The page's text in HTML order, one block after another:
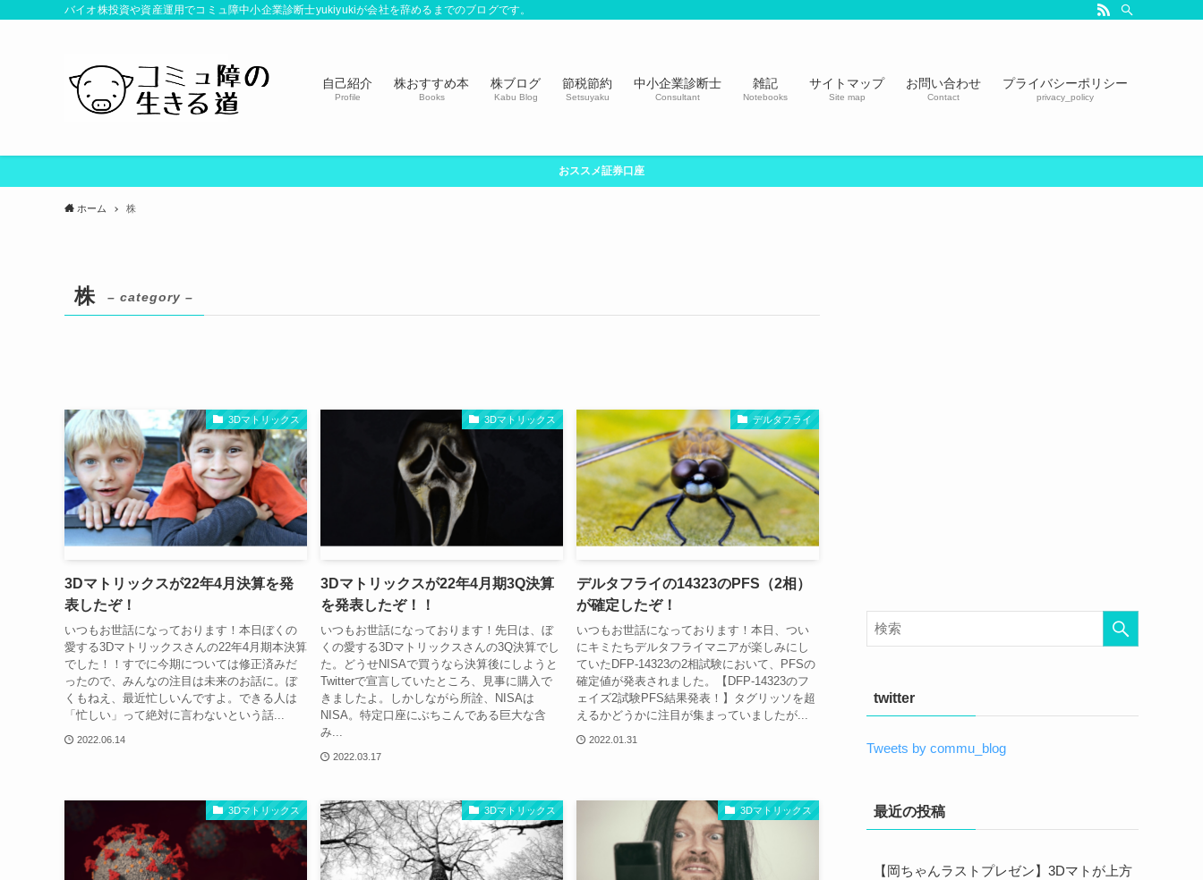
バイオ株投資や資産運用でコミュ障中小企業診断士yukiyukiが会社を辞めるまでのブログです。
自己紹介
Profile
株おすすめ本
Books
株ブログ
Kabu Blog
節税節約
Setsuyaku
中小企業診断士
Consultant
雑記
Notebooks
サイトマップ
Site map
お問い合わせ
Contact
プライバシーポリシー
privacy_policy
おススメ証券口座
ホーム 株
株 – category –
3Dマトリックス
3Dマトリックスが22年4月決算を発
表したぞ！
いつもお世話になっております！本日ぼくの
愛する3Dマトリックスさんの22年4月期本決算
でした！！すでに今期については修正済みだ
ったので、みんなの注目は未来のお話に。ぼ
くもねえ、最近忙しいんですよ。できる人は
「忙しい」って絶対に言わないという話...
2022.06.14
3Dマトリックス
3Dマトリックスが22年4月期3Q決算
を発表したぞ！！
いつもお世話になっております！先日は、ぼ
くの愛する3Dマトリックスさんの3Q決算でし
た。どうせNISAで買うなら決算後にしようと
Twitterで宣言していたところ、見事に購入で
きましたよ。しかしながら所詮、NISAは
NISA。特定口座にぶちこんである巨大な含
み...
2022.03.17
デルタフライ
デルタフライの14323のPFS（2相）
が確定したぞ！
いつもお世話になっております！本日、つい
にキミたちデルタフライマニアが楽しみにし
ていたDFP-14323の2相試験において、PFSの
確定値が発表されました。【DFP-14323のフ
ェイズ2試験PFS結果発表！】タグリッソを超
えるかどうかに注目が集まっていましたが...
2022.01.31
3Dマトリックス 3Dマトリックス 3Dマトリックス
twitter
Tweets by commu_blog
最近の投稿
【岡ちゃんラストプレゼン】3Dマトが上方